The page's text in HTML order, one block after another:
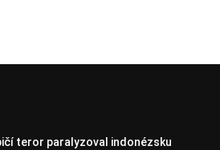
teror paralyzoval indonézsku